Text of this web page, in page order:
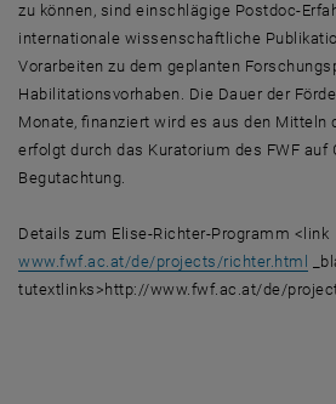
zu können, sind einschlägige Postdoc-
internationale wissenschaftliche
Vorarbeiten zu dem geplanten
Habilitationsvorhaben. Die Dauer der
Monate, finanziert wird es aus den Mitteln
erfolgt durch das Kuratorium des FWF auf
Begutachtung.
Details zum Elise-Richter-Programm <link
www.fwf.ac.at/de/projects/richter.html
tutextlinks>http://www.fwf.ac.at/de/